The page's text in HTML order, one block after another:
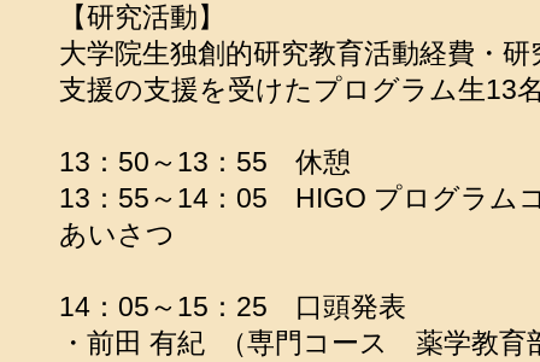
【研究活動】
大学院生独創的研究教育活動経費・
支援の支援を受けたプログラム生13
13：50～13：55 休憩
13：55～14：05 HIGO プログラム
あいさつ
14：05～15：25 口頭発表
・前田 有紀 （専門コース 薬学教